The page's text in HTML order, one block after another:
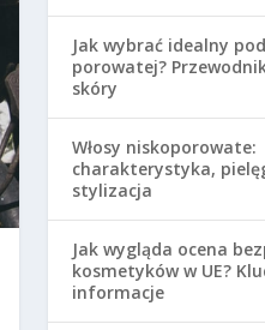
Jak wybrać idealny
porowatej?
skóry
Włosy niskoporowate:
charakterystyka,
stylizacja
Jak wygląda ocena
kosmetyków w UE?
informacje